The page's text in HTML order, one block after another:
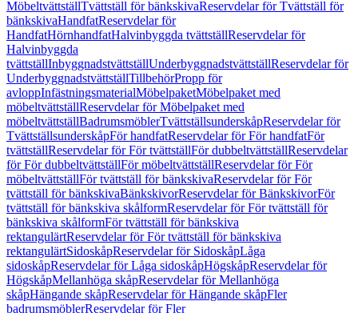
MöbeltvättställTvättställ för bänkskivaReservdelar för Tvättställ för
bänkskivaHandfatReservdelar för
HandfatHörnhandfatHalvinbyggda tvättställReservdelar för
Halvinbyggda
tvättställInbyggnadstvättställUnderbyggnadstvättställReservdelar för
UnderbyggnadstvättställTillbehörPropp för
avloppInfästningsmaterialMöbelpaketMöbelpaket med
möbeltvättställReservdelar för Möbelpaket med
möbeltvättställBadrumsmöblerTvättställsunderskåpReservdelar för
TvättställsunderskåpFör handfatReservdelar för För handfatFör
tvättställReservdelar för För tvättställFör dubbeltvättställReservdelar
för För dubbeltvättställFör möbeltvättställReservdelar för För
möbeltvättställFör tvättställ för bänkskivaReservdelar för För
tvättställ för bänkskivaBänkskivorReservdelar för BänkskivorFör
tvättställ för bänkskiva skålformReservdelar för För tvättställ för
bänkskiva skålformFör tvättställ för bänkskiva
rektangulärtReservdelar för För tvättställ för bänkskiva
rektangulärtSidoskåpReservdelar för SidoskåpLåga
sidoskåpReservdelar för Låga sidoskåpHögskåpReservdelar för
HögskåpMellanhöga skåpReservdelar för Mellanhöga
skåpHängande skåpReservdelar för Hängande skåpFler
badrumsmöblerReservdelar för Fler